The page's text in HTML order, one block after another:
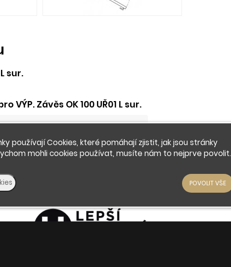
sur.
VÝP. Závěs OK 100 UŘ01 L sur.
panty
používají Cookies, které pomáhají zjistit, jak jsou stránky
mohli cookies používat, musíte nám to nejprve povolit.